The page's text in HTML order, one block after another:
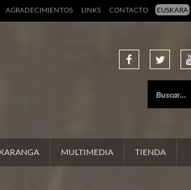
EUSKARA
AGRADECIMIENTOS LINKS CONTACTO
MULTIMEDIA TIENDA